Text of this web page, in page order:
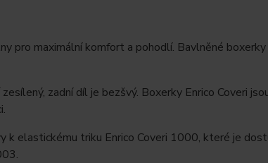
pro maximální komfort a pohodlí. Bavlněné boxerky
zadní díl je bezšvý. Boxerky Enrico Coveri
k elastickému triku Enrico Coveri 1000, které je